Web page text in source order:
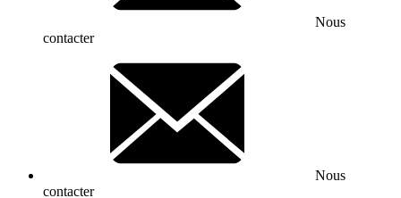
Nous
contacter
Nous
contacter